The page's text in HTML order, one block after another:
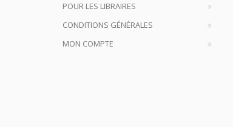
POUR LES LIBRAIRES
CONDITIONS GÉNÉRALES
MON COMPTE